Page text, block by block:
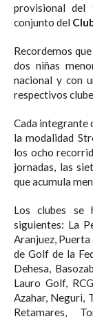
provisional del
conjunto del
Recordemos
dos niñas
nacional y con
respectivos
Cada integrante
la modalidad
los ocho
jornadas, las
que acumula
Los clubes se
siguientes: La
Aranjuez, Puerta
de Golf de la
Dehesa,
Lauro Golf,
Azahar, Neguri,
Retamares,